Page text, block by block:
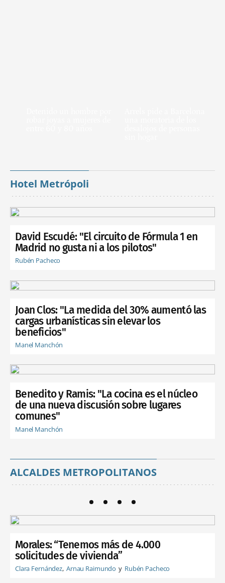
Hotel Metrópoli
David Escudé: "El circuito de Fórmula 1 en
Madrid no gusta ni a los pilotos"
Rubén Pacheco
Joan Clos: "La medida del 30% aumentó las
cargas urbanísticas sin elevar los
beneficios"
Manel Manchón
Benedito y Ramis: "La cocina es el núcleo
de una nueva discusión sobre lugares
comunes"
Manel Manchón
ALCALDES METROPOLITANOS
Morales: “Tenemos más de 4.000
solicitudes de vivienda”
Clara Fernández Arnau Raimundo Rubén Pacheco